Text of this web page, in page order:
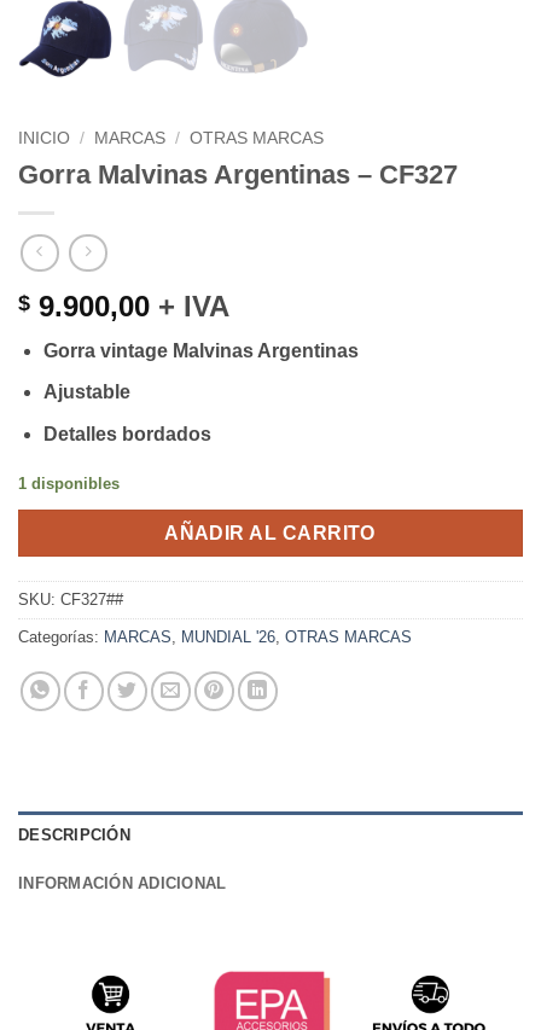
INICIO / MARCAS / OTRAS MARCAS
Gorra Malvinas Argentinas – CF327
$ 9.900,00 + IVA
Gorra vintage Malvinas Argentinas
Ajustable
Detalles bordados
1 disponibles
AÑADIR AL CARRITO
SKU: CF327##
Categorías: MARCAS, MUNDIAL '26, OTRAS MARCAS
DESCRIPCIÓN
INFORMACIÓN ADICIONAL